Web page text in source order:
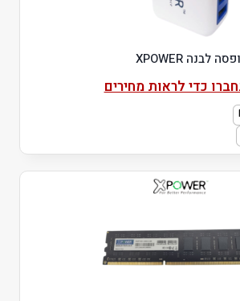
כדי לראות מחירים